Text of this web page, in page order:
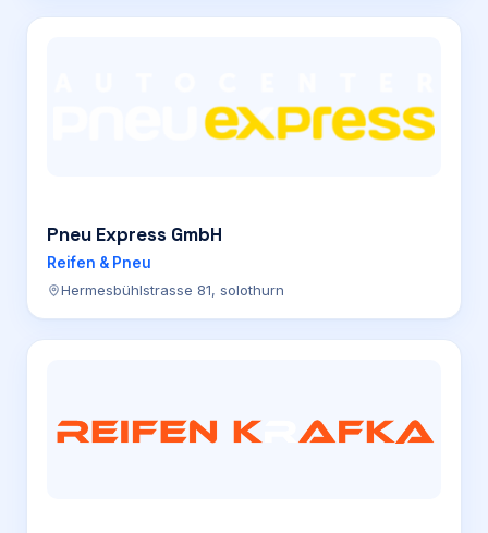
Pneu Express GmbH
Reifen & Pneu
Hermesbühlstrasse 81, solothurn